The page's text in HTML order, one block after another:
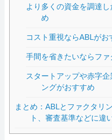
より多くの資金を調達
め
コスト重視ならABLがお
手間を省きたいならフ
スタートアップや赤字
ングがおすすめ
まとめ：ABLとファクタリ
ト、審査基準などに違